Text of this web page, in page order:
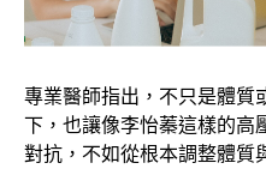
專業醫師指出，不只是體質
下，也讓像李怡蓁這樣的高
對抗，不如從根本調整體質